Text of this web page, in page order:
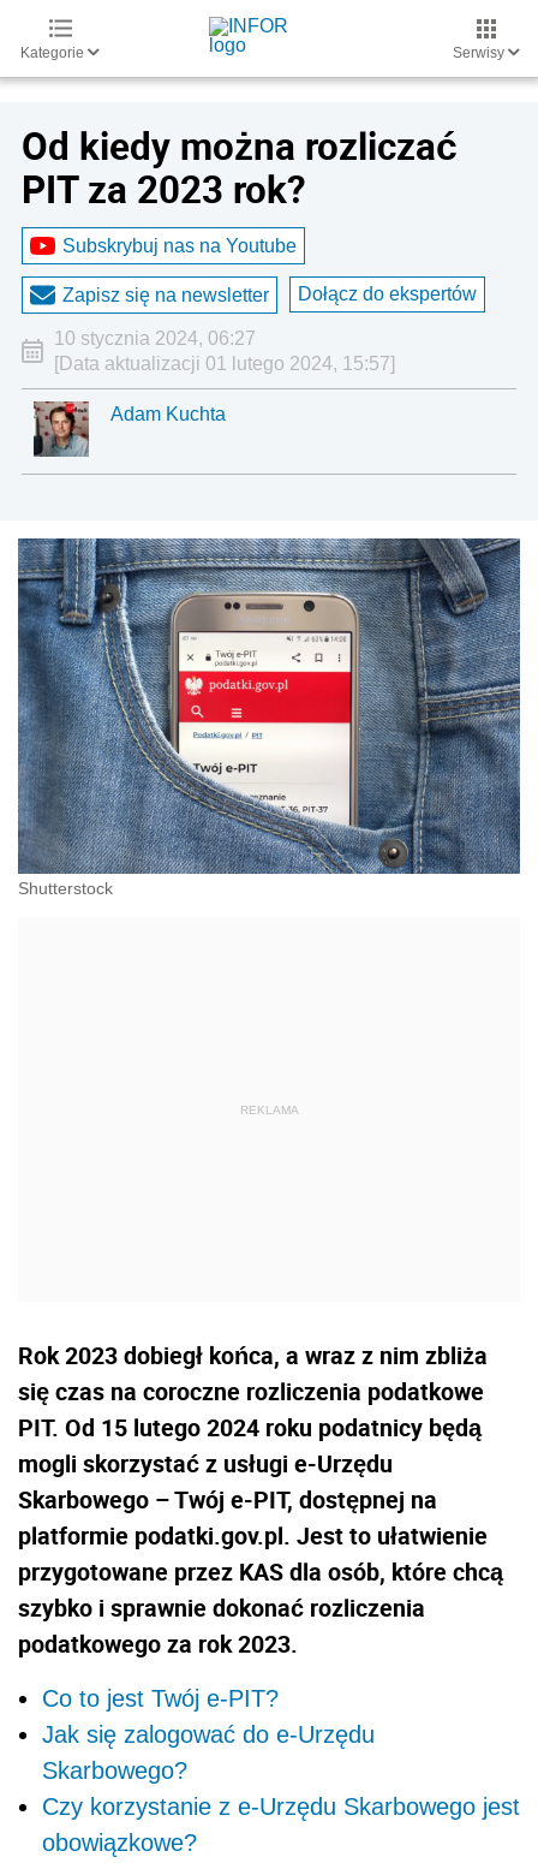
Kategorie Serwisy
Od kiedy można rozliczać
PIT za 2023 rok?
Subskrybuj nas na Youtube
Zapisz się na newsletter Dołącz do ekspertów
10 stycznia 2024, 06:27
[Data aktualizacji 01 lutego 2024, 15:57]
Adam Kuchta
Shutterstock
Rok 2023 dobiegł końca, a wraz z nim zbliża
się czas na coroczne rozliczenia podatkowe
PIT. Od 15 lutego 2024 roku podatnicy będą
mogli skorzystać z usługi e-Urzędu
Skarbowego – Twój e-PIT, dostępnej na
platformie podatki.gov.pl. Jest to ułatwienie
przygotowane przez KAS dla osób, które chcą
szybko i sprawnie dokonać rozliczenia
podatkowego za rok 2023.
Co to jest Twój e-PIT?
Jak się zalogować do e-Urzędu
Skarbowego?
Czy korzystanie z e-Urzędu Skarbowego jest
obowiązkowe?